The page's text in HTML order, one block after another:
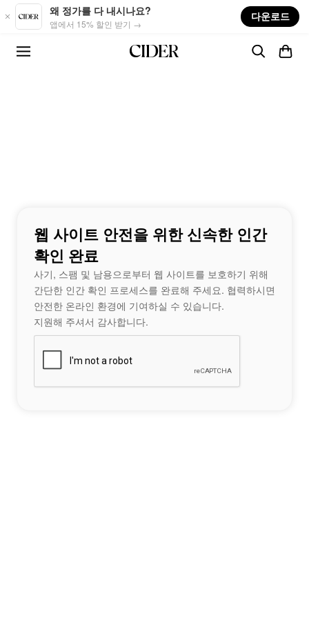
Skip to main content
왜 정가를 다 내시나요?
앱에서 15% 할인 받기 →
다운로드
웹 사이트 안전을 위한 신속한 인간
확인 완료
사기, 스팸 및 남용으로부터 웹 사이트를 보호하기 위해
간단한 인간 확인 프로세스를 완료해 주세요. 협력하시면
안전한 온라인 환경에 기여하실 수 있습니다.
지원해 주셔서 감사합니다.